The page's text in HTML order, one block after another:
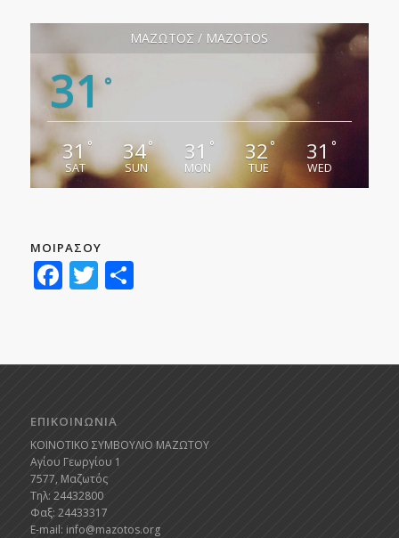
ΜΑΖΩΤΟΣ / MAZOTOS
31 °
31°
SAT
34°
SUN
31 °
MON
32°
TUE
31 °
WED
ΜΟΙΡΑΣΟΥ
Facebook
Twitter
Μοιραστείτε
ΕΠΙΚΟΙΝΩΝΙΑ
ΚΟΙΝΟΤΙΚΟ ΣΥΜΒΟΥΛΙΟ ΜΑΖΩΤΟΥ
Αγίου Γεωργίου 1
7577, Μαζωτός
Τηλ: 24432800
Φαξ: 24433317
E-mail: info@mazotos.org